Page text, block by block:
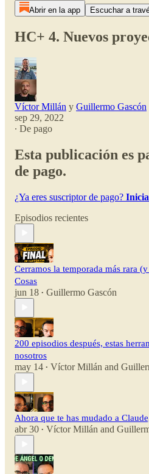
Abrir en la app Escuchar a
HC+ 4. Nuevos
Víctor Millán y Guillermo Gascón
sep 29, 2022
∙ De pago
Esta publicación es
de pago.
¿Ya eres suscriptor de pago?
Episodios recientes
Cerramos la temporada más rara
Cosas
jun 18 • Guillermo Gascón
200 episodios después, estas
nosotros
may 14 • Víctor Millán and
Ahora que te has mudado a
abr 30 • Víctor Millán and